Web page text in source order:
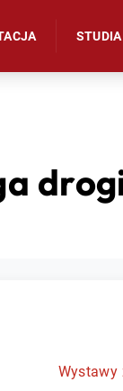
STUDIA
Wystawy